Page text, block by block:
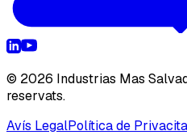
© 2026 Industrias Mas
reservats.
Avís LegalPolítica de